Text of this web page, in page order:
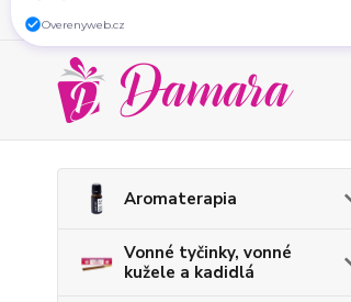
O nás
Aromaterapia
Vonné tyčinky, vonné
kužele a kadidlá
% zľavu
Overenyweb.cz